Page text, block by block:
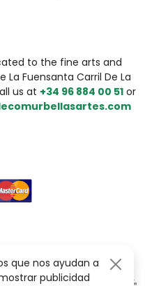
to the fine arts and
Fuensanta Carril De La
us at +34 96 884 00 51 or
que nos ayudan a
publicidad